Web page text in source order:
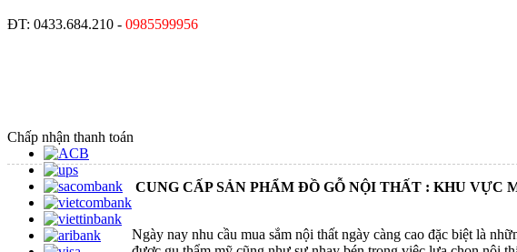
ĐT: 0433.684.210 - 0985599956
Chấp nhận thanh toán
CUNG CẤP SẢN PHẨM ĐỒ GỖ NỘI THẤT : KHU VỰC
Ngày nay nhu cầu mua sắm nội thất ngày càng cao đặc biệt là